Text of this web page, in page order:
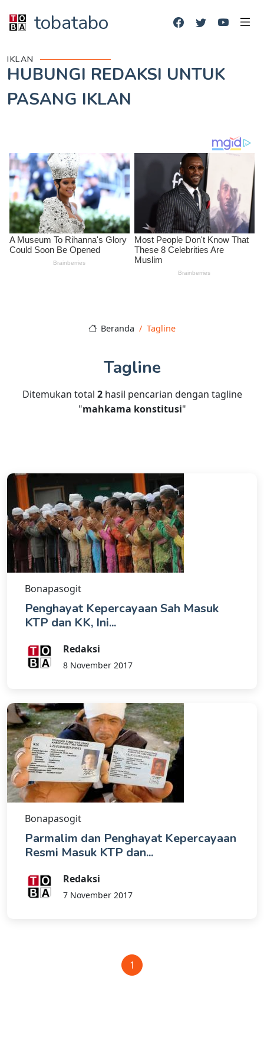
tobatabo
IKLAN
HUBUNGI REDAKSI UNTUK
PASANG IKLAN
Beranda Tagline
Tagline
Ditemukan total 2hasil pencarian dengan tagline
"mahkama konstitusi"
Bonapasogit
Penghayat Kepercayaan Sah Masuk
KTP dan KK, Ini...
Redaksi
8 November 2017
Bonapasogit
Parmalim dan Penghayat Kepercayaan
Resmi Masuk KTP dan...
Redaksi
7 November 2017
1